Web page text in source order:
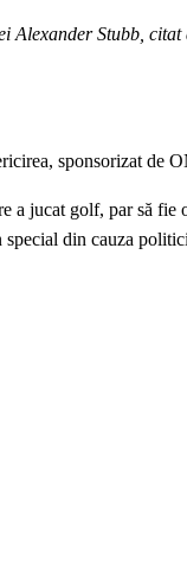
Alexander Stubb, citat
sponsorizat de
a jucat golf, par să fie
special din cauza